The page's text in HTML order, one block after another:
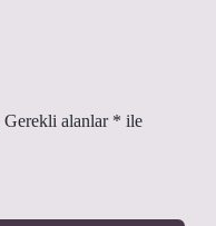
Gerekli alanlar * ile